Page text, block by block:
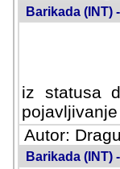
Barikada (INT)
iz statusa
Autor:
Barikada (INT)